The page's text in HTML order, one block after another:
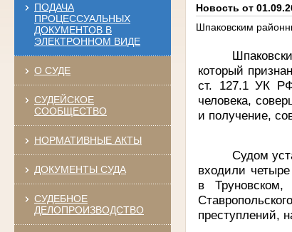
ПОДАЧА
ПРОЦЕССУАЛЬНЫХ
ДОКУМЕНТОВ В
ЭЛЕКТРОННОМ ВИДЕ
О СУДЕ
СУДЕЙСКОЕ
СООБЩЕСТВО
НОРМАТИВНЫЕ АКТЫ
ДОКУМЕНТЫ СУДА
СУДЕБНОЕ
ДЕЛОПРОИЗВОДСТВО
Новость от
Шпаковским
который
ст. 127.1 УК РФ
человека,
и получение,
Судом
входили
в
преступлений,